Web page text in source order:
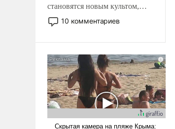
становятся новым культом,
постепенно вытесняя и
отменяя традиционное
ударами судьбы, брать на себя
ответственность, помогать
слабым, идти вперед и
адаптироваться.
10 комментариев